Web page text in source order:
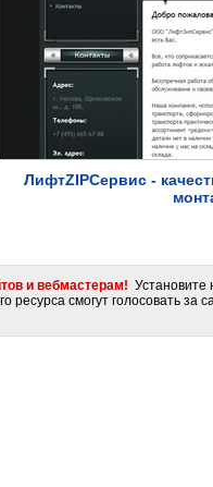
ЛифтZIPСервис -
и вебмастерам! Установите
ресурса смогут голосовать за